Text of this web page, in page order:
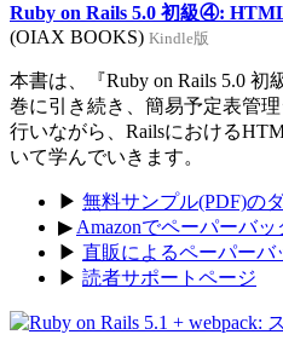
Ruby on Rails 5.0 初級④:
(OIAX BOOKS) Kindle版
本書は、『Ruby on Rails 5.0
巻に引き続き、簡易予定表管理
行いながら、Railsにおける
いて学んでいきます。
▶ 無料サンプル(PDF)の
▶ Amazonでペーパーバッ
▶ 直販によるペーパーバ
▶ 読者サポートページ